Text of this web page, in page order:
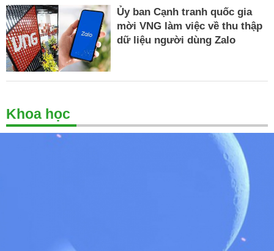
Ủy ban Cạnh tranh quốc gia
mời VNG làm việc về thu thập
dữ liệu người dùng Zalo
Khoa học